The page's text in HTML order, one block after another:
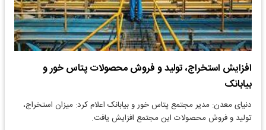
افزایش استخراج، تولید و فروش محصولات پتاس خور و
بیابانک
دنیای معدن: مدیر مجتمع پتاس خور و بیابانک اعلام کرد: میزان استخراج،
تولید و فروش محصولات این مجتمع افزایش یافت.